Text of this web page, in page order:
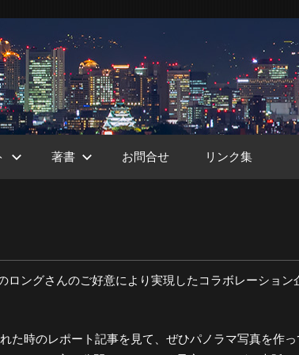
著書 お問合せ リンク集
ロングさんのご好意により実現したコラボレーション
た時のレポート記事を見て、ぜひパノラマ写真を作っ